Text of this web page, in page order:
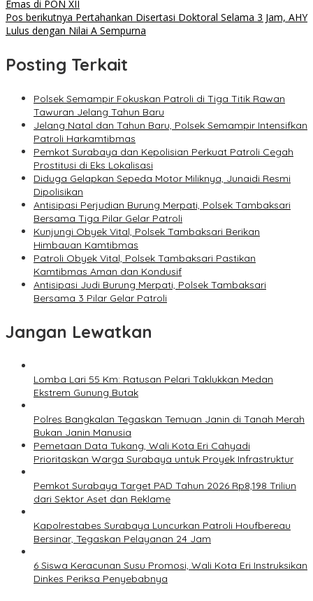
Emas di PON XII
Pos berikutnya Pertahankan Disertasi Doktoral Selama 3 Jam, AHY
Lulus dengan Nilai A Sempurna
Posting Terkait
Polsek Semampir Fokuskan Patroli di Tiga Titik Rawan
Tawuran Jelang Tahun Baru
Jelang Natal dan Tahun Baru, Polsek Semampir Intensifkan
Patroli Harkamtibmas
Pemkot Surabaya dan Kepolisian Perkuat Patroli Cegah
Prostitusi di Eks Lokalisasi
Diduga Gelapkan Sepeda Motor Miliknya, Junaidi Resmi
Dipolisikan
Antisipasi Perjudian Burung Merpati, Polsek Tambaksari
Bersama Tiga Pilar Gelar Patroli
Kunjungi Obyek Vital, Polsek Tambaksari Berikan
Himbauan Kamtibmas
Patroli Obyek Vital, Polsek Tambaksari Pastikan
Kamtibmas Aman dan Kondusif
Antisipasi Judi Burung Merpati, Polsek Tambaksari
Bersama 3 Pilar Gelar Patroli
Jangan Lewatkan
Lomba Lari 55 Km: Ratusan Pelari Taklukkan Medan
Ekstrem Gunung Butak
Polres Bangkalan Tegaskan Temuan Janin di Tanah Merah
Bukan Janin Manusia
Pemetaan Data Tukang, Wali Kota Eri Cahyadi
Prioritaskan Warga Surabaya untuk Proyek Infrastruktur
Pemkot Surabaya Target PAD Tahun 2026 Rp8,198 Triliun
dari Sektor Aset dan Reklame
Kapolrestabes Surabaya Luncurkan Patroli Houfbereau
Bersinar, Tegaskan Pelayanan 24 Jam
6 Siswa Keracunan Susu Promosi, Wali Kota Eri Instruksikan
Dinkes Periksa Penyebabnya